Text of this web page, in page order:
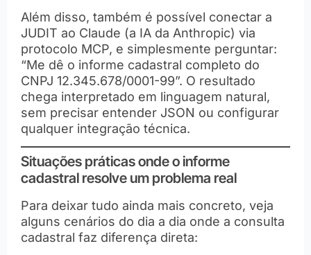
Além disso, também é possível conectar a
JUDIT ao Claude (a IA da Anthropic) via
protocolo MCP, e simplesmente perguntar:
“Me dê o informe cadastral completo do
CNPJ 12.345.678/0001-99”. O resultado
chega interpretado em linguagem natural,
sem precisar entender JSON ou configurar
qualquer integração técnica.
Situações práticas onde o informe
cadastral resolve um problema real
Para deixar tudo ainda mais concreto, veja
alguns cenários do dia a dia onde a consulta
cadastral faz diferença direta: